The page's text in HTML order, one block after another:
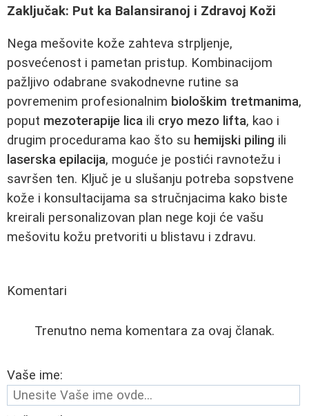
Zaključak: Put ka Balansiranoj i Zdravoj Koži
Nega mešovite kože zahteva strpljenje,
posvećenost i pametan pristup. Kombinacijom
pažljivo odabrane svakodnevne rutine sa
povremenim profesionalnim biološkim tretmanima,
poput mezoterapije lica ili cryo mezo lifta, kao i
drugim procedurama kao što su hemijski piling ili
laserska epilacija, moguće je postići ravnotežu i
savršen ten. Ključ je u slušanju potreba sopstvene
kože i konsultacijama sa stručnjacima kako biste
kreirali personalizovan plan nege koji će vašu
mešovitu kožu pretvoriti u blistavu i zdravu.
Komentari
Trenutno nema komentara za ovaj članak.
Vaše ime: